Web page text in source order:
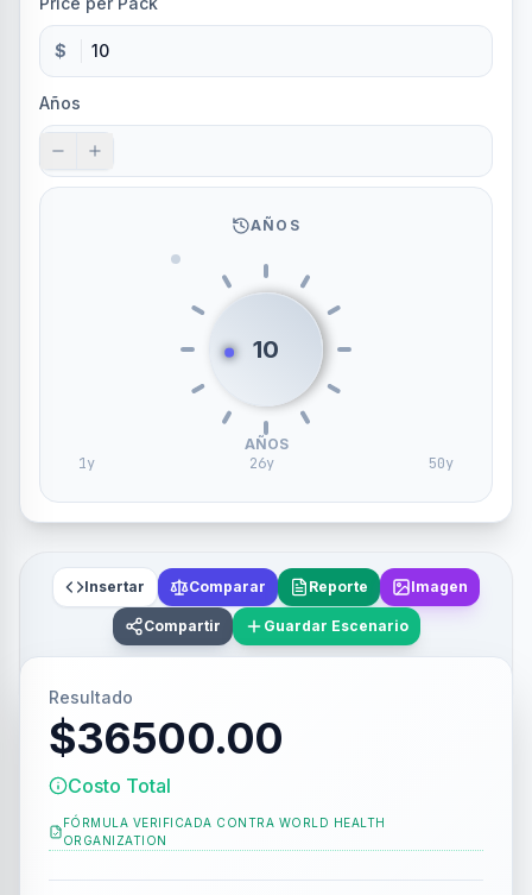
$
Años
AÑOS
10
AÑOS
1y 26y 50y
Insertar Comparar Reporte Imagen
Compartir Guardar Escenario
Resultado
$36500.00
Costo Total
FÓRMULA VERIFICADA CONTRA WORLD HEALTH
ORGANIZATION